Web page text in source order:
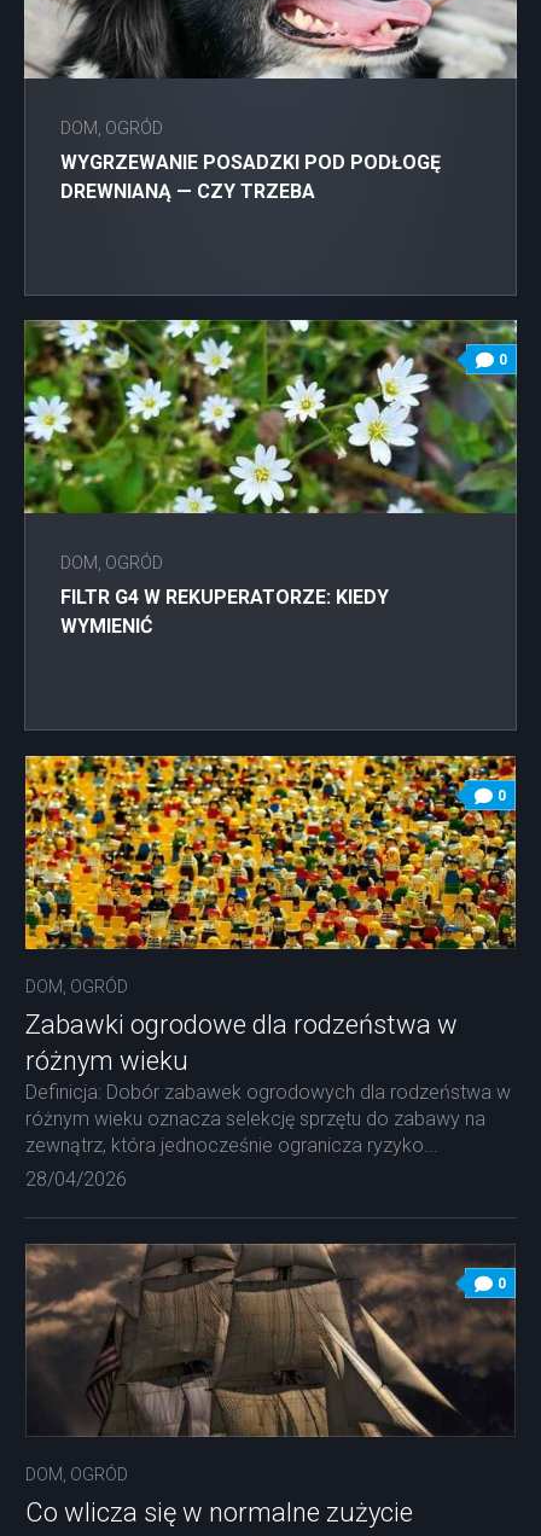
DOM, OGRÓD
WYGRZEWANIE POSADZKI POD PODŁOGĘ
DREWNIANĄ — CZY TRZEBA
0
DOM, OGRÓD
FILTR G4 W REKUPERATORZE: KIEDY
WYMIENIĆ
0
DOM, OGRÓD
Zabawki ogrodowe dla rodzeństwa w
różnym wieku
Definicja: Dobór zabawek ogrodowych dla rodzeństwa w
różnym wieku oznacza selekcję sprzętu do zabawy na
zewnątrz, która jednocześnie ogranicza ryzyko...
28/04/2026
0
DOM, OGRÓD
Co wlicza się w normalne zużycie